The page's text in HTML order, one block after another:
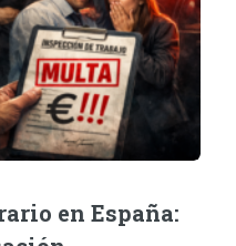
en España: